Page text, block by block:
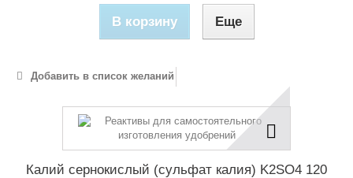
В корзину Еще
Добавить в список желаний
Калий сернокислый (сульфат калия) K2SO4 120